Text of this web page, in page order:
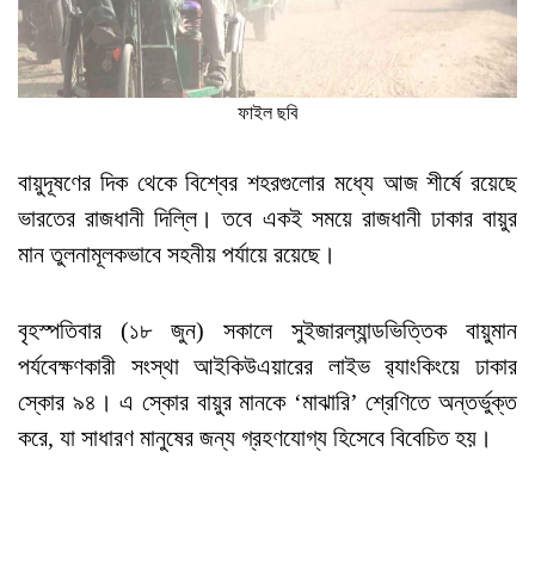
ফাইল ছবি
বায়ুদূষণের দিক থেকে বিশ্বের শহরগুলোর মধ্যে আজ শীর্ষে রয়েছে
ভারতের রাজধানী দিল্লি। তবে একই সময়ে রাজধানী ঢাকার বায়ুর
মান তুলনামূলকভাবে সহনীয় পর্যায়ে রয়েছে।
বৃহস্পতিবার (১৮ জুন) সকালে সুইজারল্যান্ডভিত্তিক বায়ুমান
পর্যবেক্ষণকারী সংস্থা আইকিউএয়ারের লাইভ র‍্যাংকিংয়ে ঢাকার
স্কোর ৯৪। এ স্কোর বায়ুর মানকে ‘মাঝারি’ শ্রেণিতে অন্তর্ভুক্ত
করে, যা সাধারণ মানুষের জন্য গ্রহণযোগ্য হিসেবে বিবেচিত হয়।